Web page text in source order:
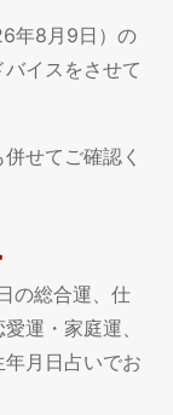
年8月9日）の
イスをさせて
併せてご確認く
の総合運、仕
運・家庭運、
月日占いでお